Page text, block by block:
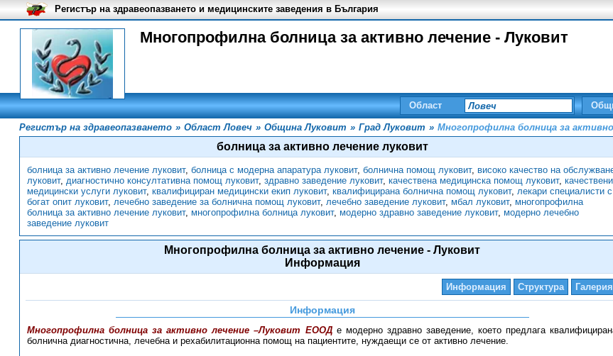
Многопрофилна болница за активно лечение - Луковит
Регистър на здравеопазването и медицинските заведения в България
Област
Регистър на здравеопазването » Област Ловеч » Община Луковит » Град Луковит » Многопрофилна болница за
болница за активно лечение луковит
болница за активно лечение луковит, болница с модерна апаратура луковит, болнична помощ луковит, високо качество на
луковит, диагностично консултативна помощ луковит, здравно заведение луковит, качествена медицинска помощ луковит, качествени
медицински услуги луковит, квалифициран медицински екип луковит, квалифицирана болнична помощ луковит, лекари специалисти с
богат опит луковит, лечебно заведение за болнична помощ луковит, лечебно заведение луковит, мбал луковит, многопрофилна
болница за активно лечение луковит, многопрофилна болница луковит, модерно здравно заведение луковит, модерно лечебно
заведение луковит
Многопрофилна болница за активно лечение - Луковит
Информация
Информация Структура Галерия
Информация
Многопрофилна болница за активно лечение –Луковит ЕООДе модерно здравно заведение, което предлага
болнична диагностична, лечебна и рехабилитационна помощ на пациентите, нуждаещи се от активно лечение.